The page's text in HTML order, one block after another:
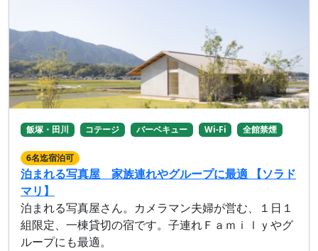
飯塚・田川 コテージ バーベキュー Wi-Fi 全館禁煙
6名迄宿泊可
泊まれる写真屋 家族連れやグループに最適 【ソラド
マリ】
泊まれる写真屋さん。カメラマン夫婦が営む、１日１
組限定、一棟貸切の宿です。子連れＦａｍｉｌｙやグ
ループにも最適。